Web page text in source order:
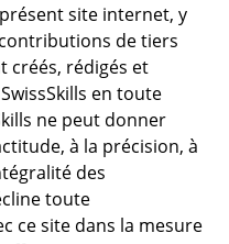
site internet, y
de tiers
créés, rédigés et
en toute
ne peut donner
à la précision, à
des
toute
ce site dans la mesure